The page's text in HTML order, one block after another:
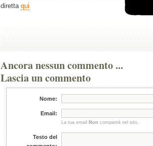
diretta qui
Ancora nessun commento ...
Lascia un commento
Nome:
Email:
La tua emailNon comparirà nel sito.
Testo del